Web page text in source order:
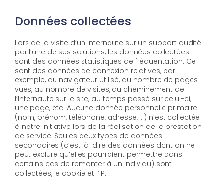
Données collectées
Lors de la visite d’un Internaute sur un support audité
par l’une de ses solutions, les données collectées
sont des données statistiques de fréquentation. Ce
sont des données de connexion relatives, par
exemple, au navigateur utilisé, au nombre de pages
vues, au nombre de visites, au cheminement de
l’Internaute sur le site, au temps passé sur celui-ci,
une page, etc. Aucune donnée personnelle primaire
(nom, prénom, téléphone, adresse, …) n’est collectée
à notre initiative lors de la réalisation de la prestation
de service. Seules deux types de données
secondaires (c’est-à-dire des données dont on ne
peut exclure qu’elles pourraient permettre dans
certains cas de remonter à un individu) sont
collectées, le cookie et l’IP.